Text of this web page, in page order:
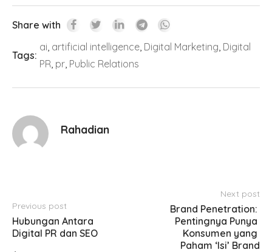
Share with
Tags:
ai artificial intelligence Digital Marketing Digital
PR pr Public Relations
Rahadian
Previous post
Hubungan Antara
Digital PR dan SEO
Next post
Brand Penetration:
Pentingnya Punya
Konsumen yang
Paham ‘Isi’ Brand